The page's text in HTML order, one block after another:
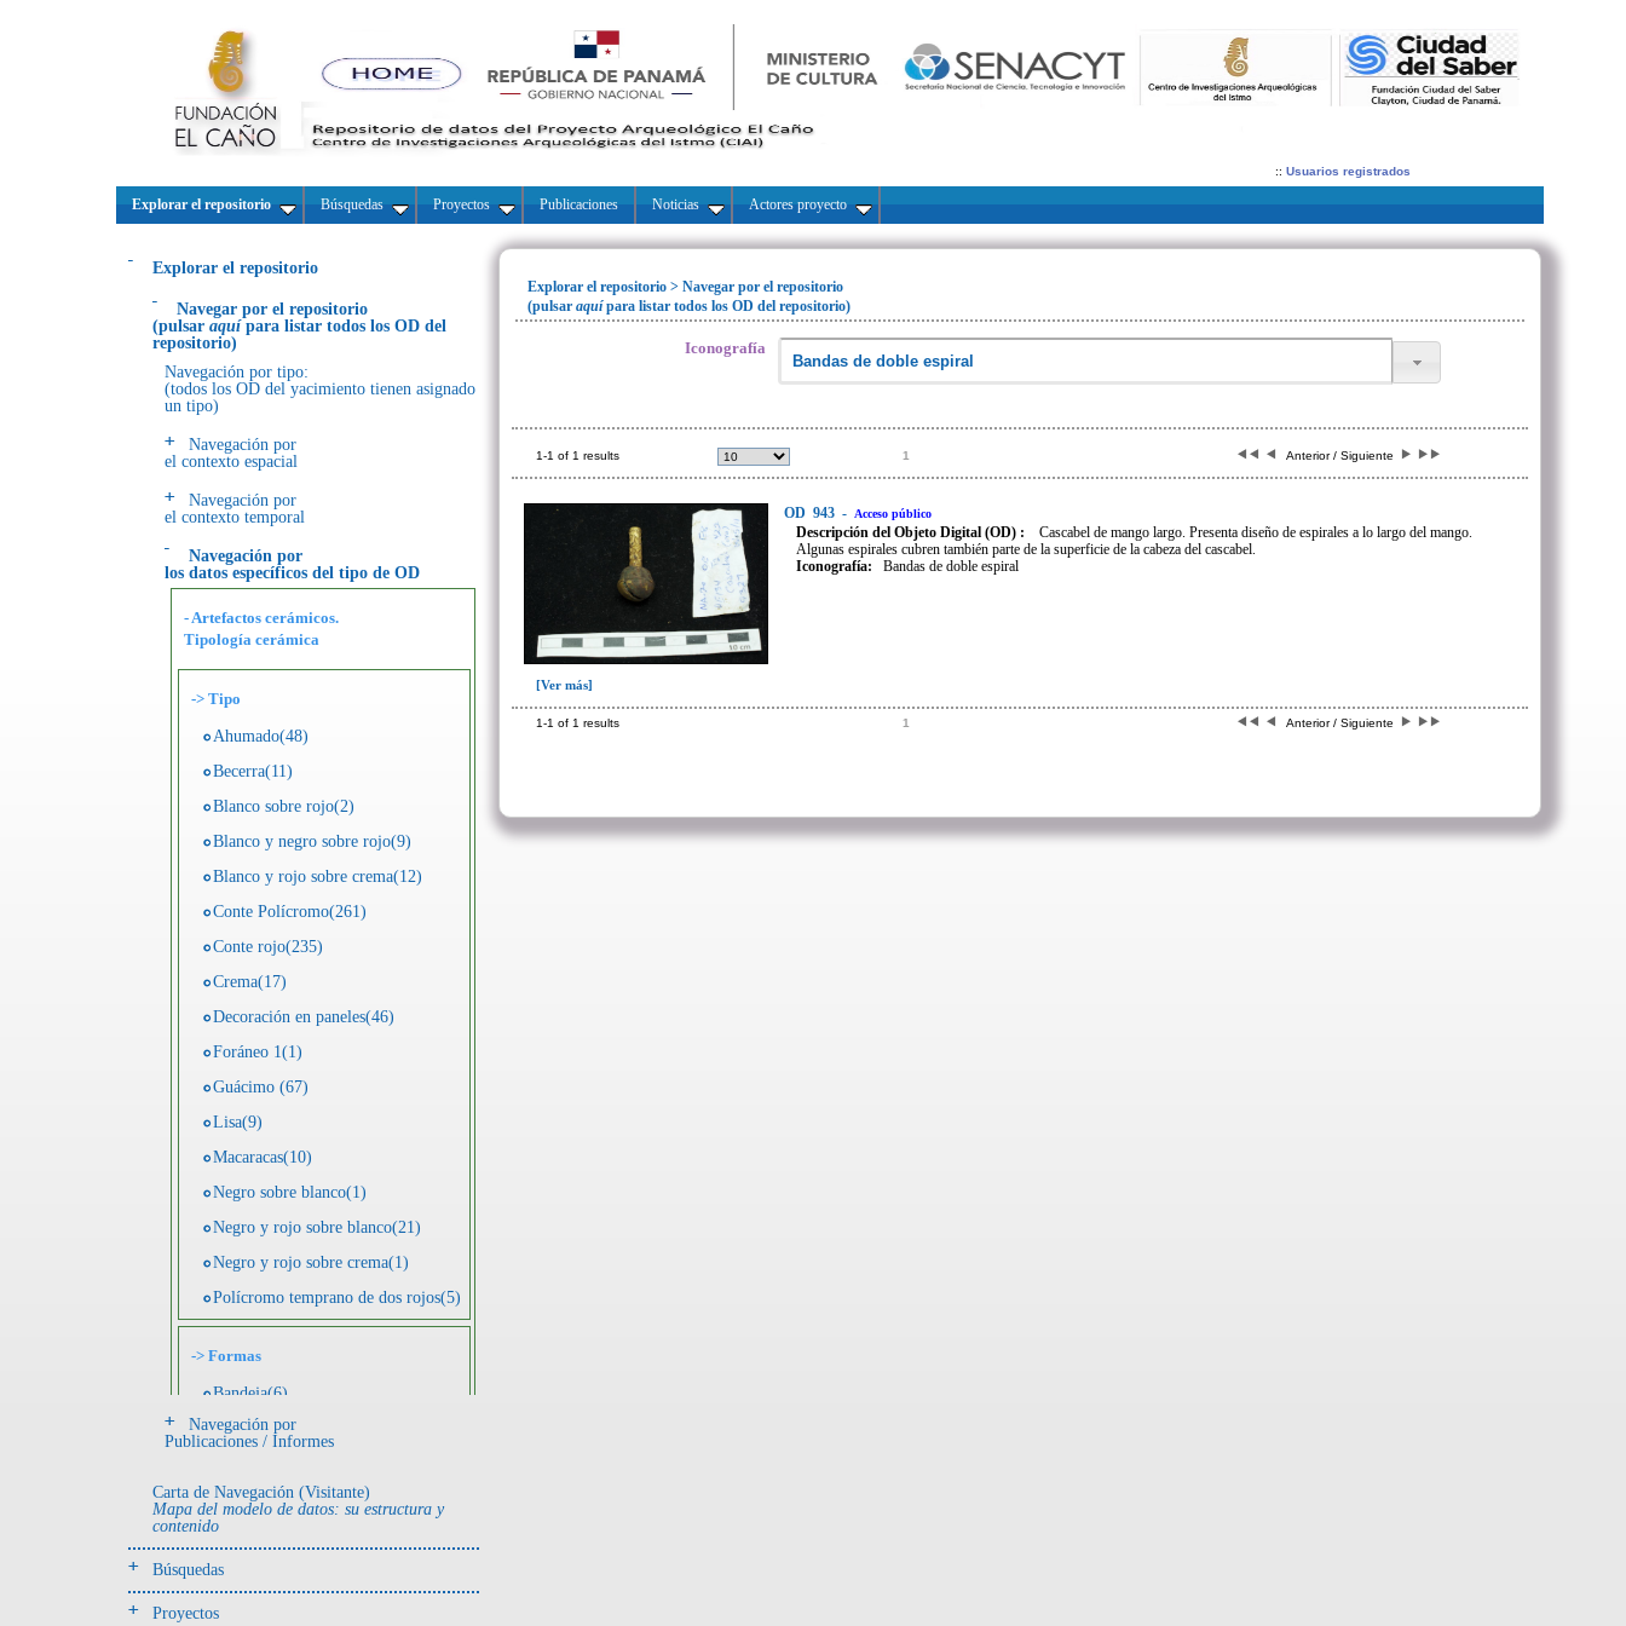
:: Usuarios registrados
Explorar el repositorio Búsquedas Proyectos Publicaciones Noticias Actores proyecto
Explorar el repositorio
Navegar por el repositorio
(pulsar aquí para listar todos los OD del
repositorio)
Navegación por tipo:
(todos los OD del yacimiento tienen asignado
un tipo)
Navegación por
el contexto espacial
Navegación por
el contexto temporal
Navegación por
los datos específicos del tipo de OD
- Artefactos cerámicos.
Tipología cerámica
-> Tipo
Ahumado(48)
Becerra(11)
Blanco sobre rojo(2)
Blanco y negro sobre rojo(9)
Blanco y rojo sobre crema(12)
Conte Polícromo(261)
Conte rojo(235)
Crema(17)
Decoración en paneles(46)
Foráneo 1(1)
Guácimo (67)
Lisa(9)
Macaracas(10)
Negro sobre blanco(1)
Negro y rojo sobre blanco(21)
Negro y rojo sobre crema(1)
Polícromo temprano de dos rojos(5)
-> Formas
Bandeja(6)
Botella(4)
Efigie antropomorfa(24)
Efigie híbrida(2)
Efigie zoomorfa(56)
Navegación por
Publicaciones / Informes
Carta de Navegación (Visitante)
Mapa del modelo de datos: su estructura y
contenido
Búsquedas
Proyectos
Explorar el repositorio > Navegar por el repositorio
(pulsar aquípara listar todos los OD del repositorio)
Iconografía
1-1 of 1 results 1 Anterior / Siguiente
OD 943 - Acceso público
Descripción del Objeto Digital (OD) :
Cascabel de mango largo. Presenta diseño de espirales a lo largo del mango.
Algunas espirales cubren también parte de la superficie de la cabeza del cascabel.
Iconografía: Bandas de doble espiral
[Ver más]
1-1 of 1 results 1 Anterior / Siguiente